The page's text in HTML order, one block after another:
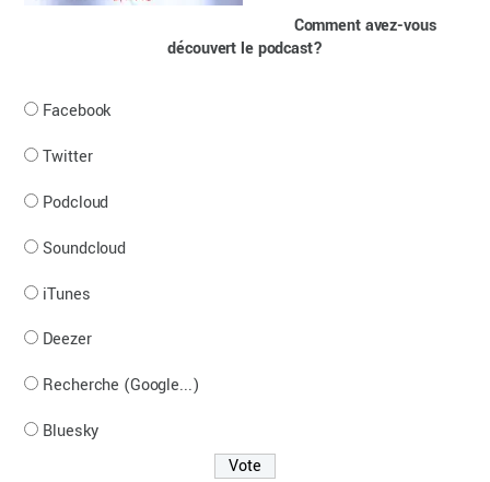
Comment avez-vous
découvert le podcast?
Facebook
Twitter
Podcloud
Soundcloud
iTunes
Deezer
Recherche (Google...)
Bluesky